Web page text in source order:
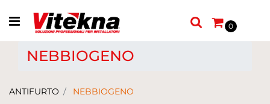
Open menu
0
NEBBIOGENO
ANTIFURTO NEBBIOGENO